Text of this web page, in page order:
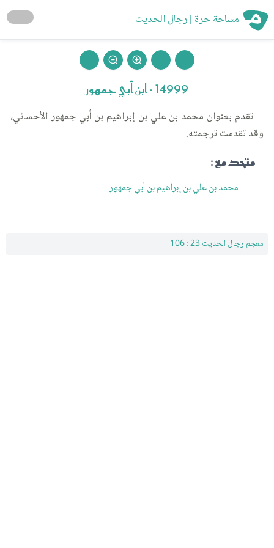
مساحة حرة | رجال الحديث
14999 - ابن أبي جمهور
تقدم بعنوان محمد بن علي بن إبراهيم بن أبي جمهور الأحسائي،
وقد تقدمت ترجمته.
متحد مع :
محمد بن علي بن إبراهيم بن أبي جمهور
معجم رجال الحديث 23 : 106